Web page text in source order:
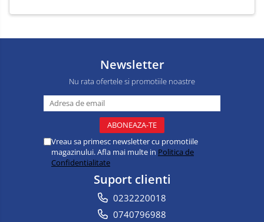
Newsletter
Nu rata ofertele si promotiile noastre
Vreau sa primesc newsletter cu promotiile
magazinului. Afla mai multe in Politica de
Confidentialitate
Suport clienti
0232220018
0740796988